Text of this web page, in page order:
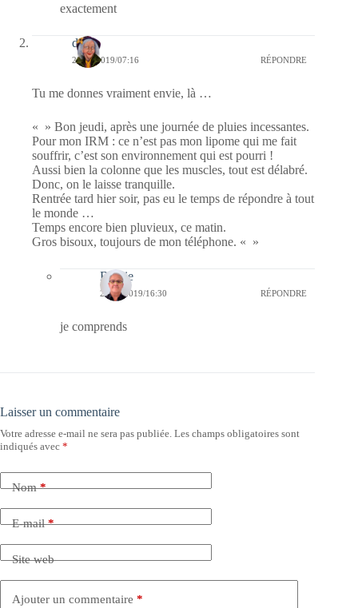
exactement
dom
25/04/2019/07:16 RÉPONDRE
Tu me donnes vraiment envie, là …
« » Bon jeudi, après une journée de pluies incessantes.
Pour mon IRM : ce n’est pas mon lipome qui me fait
souffrir, c’est son environnement qui est pourri !
Aussi bien la colonne que les muscles, tout est délabré.
Donc, on le laisse tranquille.
Rentrée tard hier soir, pas eu le temps de répondre à tout
le monde …
Temps encore bien pluvieux, ce matin.
Gros bisoux, toujours de mon téléphone. « »
Bernie
25/04/2019/16:30 RÉPONDRE
je comprends
Laisser un commentaire
Votre adresse e-mail ne sera pas publiée. Les champs obligatoires sont
indiqués avec *
Nom*
E-mail*
Site web
Ajouter un commentaire *